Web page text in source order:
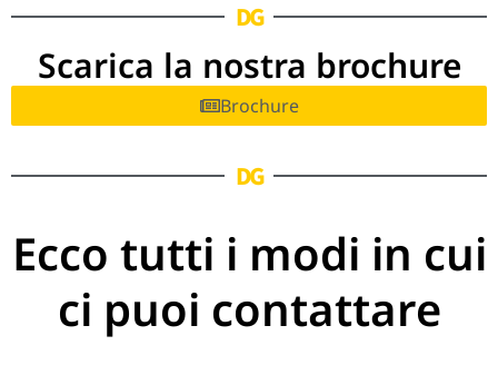
DG
Scarica la nostra brochure
Brochure
DG
Ecco tutti i modi in cui
ci puoi contattare